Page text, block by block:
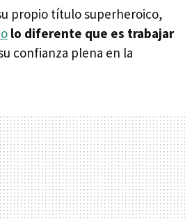
propio título superheroico,
lo diferente que es trabajar
confianza plena en la